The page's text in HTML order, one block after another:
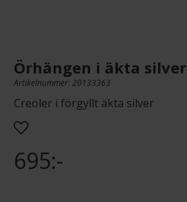
Örhängen i äkta silver
Artikelnummer: 20133363
Creoler i förgyllt äkta silver
695:-